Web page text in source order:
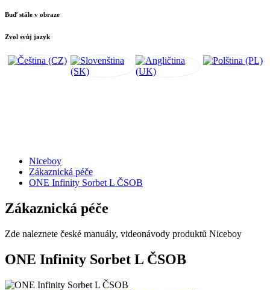
Buď stále v obraze
Zvol svůj jazyk
Niceboy
Zákaznická péče
ONE Infinity Sorbet L ČSOB
Zákaznická péče
Zde naleznete české manuály, videonávody produktů Niceboy
ONE Infinity Sorbet L ČSOB